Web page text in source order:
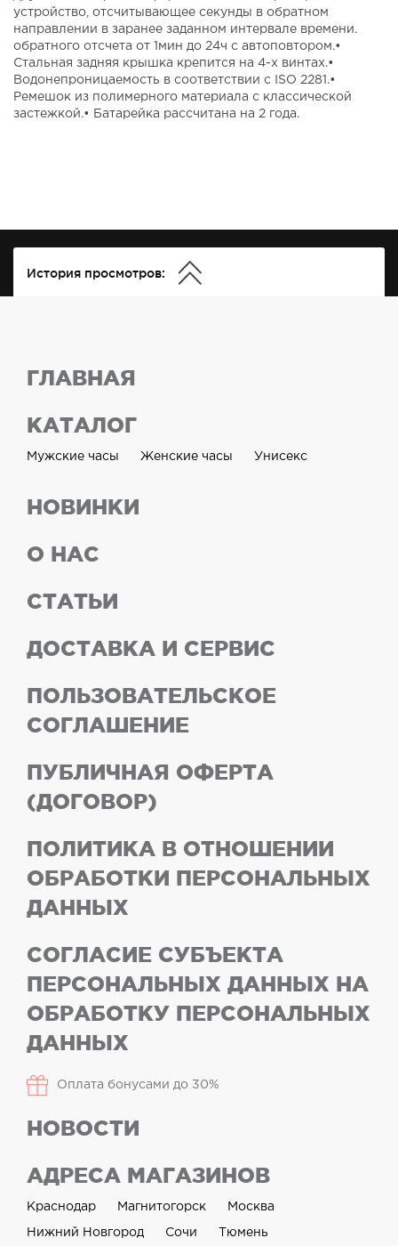
устройство, отсчитывающее секунды в обратном
направлении в заранее заданном интервале времени.
обратного отсчета от 1мин до 24ч с автоповтором.•
Стальная задняя крышка крепится на 4-х винтах.•
Водонепроницаемость в соответствии с ISO 2281.•
Ремешок из полимерного материала с классической
застежкой.• Батарейка рассчитана на 2 года.
История просмотров:
ГЛАВНАЯ
КАТАЛОГ
Мужские часы Женские часы Унисекс
НОВИНКИ
О НАС
СТАТЬИ
ДОСТАВКА И СЕРВИС
ПОЛЬЗОВАТЕЛЬСКОЕ
СОГЛАШЕНИЕ
ПУБЛИЧНАЯ ОФЕРТА
(ДОГОВОР)
ПОЛИТИКА В ОТНОШЕНИИ
ОБРАБОТКИ ПЕРСОНАЛЬНЫХ
ДАННЫХ
СОГЛАСИЕ СУБЪЕКТА
ПЕРСОНАЛЬНЫХ ДАННЫХ НА
ОБРАБОТКУ ПЕРСОНАЛЬНЫХ
ДАННЫХ
Оплата бонусами до 30%
НОВОСТИ
АДРЕСА МАГАЗИНОВ
Краснодар Магнитогорск Москва
Нижний Новгород Сочи Тюмень